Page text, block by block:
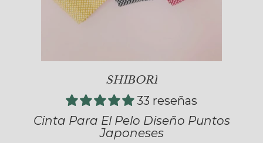
SHIBORI
33 reseñas
Cinta Para El Pelo Diseño Puntos
Japoneses